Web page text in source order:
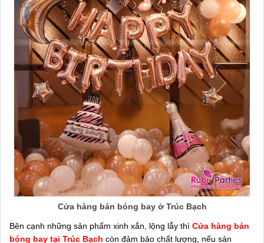
Cửa hàng bán bóng bay ở Trúc Bạch
Bên cạnh những sản phẩm xinh xắn, lộng lẫy thì Cửa hàng bán
bóng bay tại Trúc Bạch còn đảm bảo chất lượng, nếu sản